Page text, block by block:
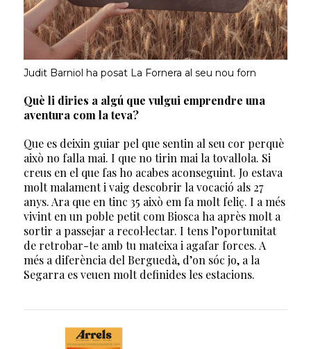
Judit Barniol ha posat La Fornera al seu nou forn
Què li diries a algú que vulgui emprendre una
aventura com la teva?
Que es deixin guiar pel que sentin al seu cor perquè
això no falla mai. I que no tirin mai la tovallola. Si
creus en el que fas ho acabes aconseguint. Jo estava
molt malament i vaig descobrir la vocació als 27
anys. Ara que en tinc 35 això em fa molt feliç. I a més
vivint en un poble petit com Biosca ha après molt a
sortir a passejar a recol·lectar. I tens l’oportunitat
de retrobar-te amb tu mateixa i agafar forces. A
més a diferència del Berguedà, d’on sóc jo, a la
Segarra es veuen molt definides les estacions.